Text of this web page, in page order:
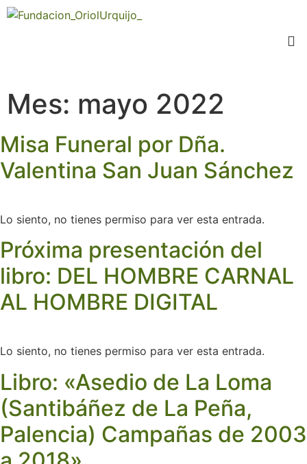
Mes: mayo 2022
Misa Funeral por Dña.
Valentina San Juan Sánchez
Lo siento, no tienes permiso para ver esta entrada.
Próxima presentación del
libro: DEL HOMBRE CARNAL
AL HOMBRE DIGITAL
Lo siento, no tienes permiso para ver esta entrada.
Libro: «Asedio de La Loma
(Santibáñez de La Peña,
Palencia) Campañas de 2003